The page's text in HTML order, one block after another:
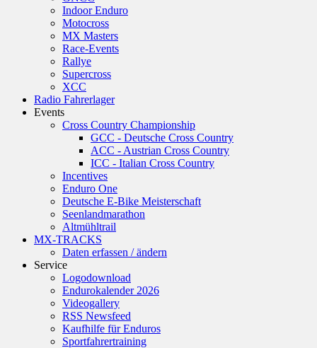
Indoor Enduro
Motocross
MX Masters
Race-Events
Rallye
Supercross
XCC
Radio Fahrerlager
Events
Cross Country Championship
GCC - Deutsche Cross Country
ACC - Austrian Cross Country
ICC - Italian Cross Country
Incentives
Enduro One
Deutsche E-Bike Meisterschaft
Seenlandmarathon
Altmühltrail
MX-TRACKS
Daten erfassen / ändern
Service
Logodownload
Endurokalender 2026
Videogallery
RSS Newsfeed
Kaufhilfe für Enduros
Sportfahrertraining